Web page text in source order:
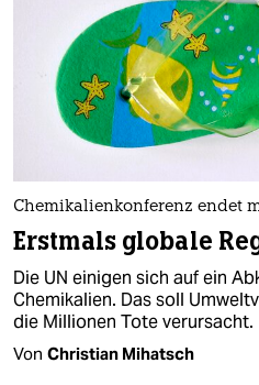
Chemikalienkonferenz endet
Erstmals globale
Die UN einigen sich auf ein
Chemikalien. Das soll
die Millionen Tote verursacht.
Von Christian Mihatsch